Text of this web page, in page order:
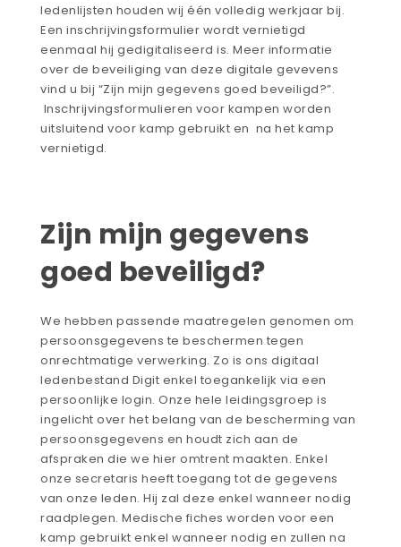
ledenlijsten houden wij één volledig werkjaar bij.
Een inschrijvingsformulier wordt vernietigd
eenmaal hij gedigitaliseerd is. Meer informatie
over de beveiliging van deze digitale gevevens
vind u bij “Zijn mijn gegevens goed beveiligd?”.
Inschrijvingsformulieren voor kampen worden
uitsluitend voor kamp gebruikt en na het kamp
vernietigd.
Zijn mijn gegevens
goed beveiligd?
We hebben passende maatregelen genomen om
persoonsgegevens te beschermen tegen
onrechtmatige verwerking. Zo is ons digitaal
ledenbestand Digit enkel toegankelijk via een
persoonlijke login. Onze hele leidingsgroep is
ingelicht over het belang van de bescherming van
persoonsgegevens en houdt zich aan de
afspraken die we hier omtrent maakten. Enkel
onze secretaris heeft toegang tot de gegevens
van onze leden. Hij zal deze enkel wanneer nodig
raadplegen. Medische fiches worden voor een
kamp gebruikt enkel wanneer nodig en zullen na